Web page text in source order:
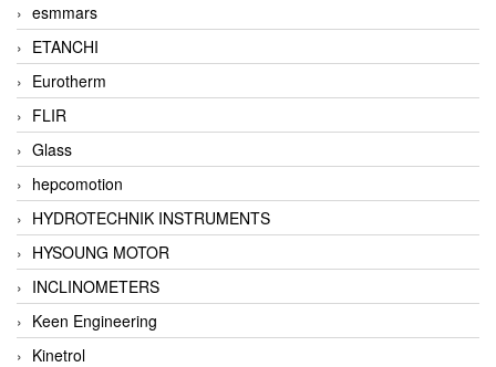
esmmars
ETANCHI
Eurotherm
FLIR
Glass
hepcomotion
HYDROTECHNIK INSTRUMENTS
HYSOUNG MOTOR
INCLINOMETERS
Keen Engineering
Kinetrol